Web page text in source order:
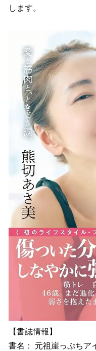
す
します。
【書誌情報】
書名： 元祖崖っぷちア